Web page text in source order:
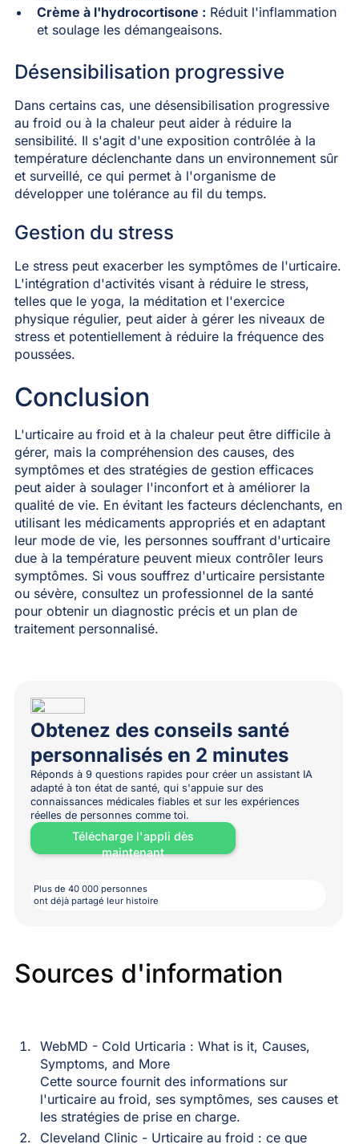
Crème à l'hydrocortisone : Réduit l'inflammation
et soulage les démangeaisons.
Désensibilisation progressive
Dans certains cas, une désensibilisation progressive
au froid ou à la chaleur peut aider à réduire la
sensibilité. Il s'agit d'une exposition contrôlée à la
température déclenchante dans un environnement sûr
et surveillé, ce qui permet à l'organisme de
développer une tolérance au fil du temps.
Gestion du stress
Le stress peut exacerber les symptômes de l'urticaire.
L'intégration d'activités visant à réduire le stress,
telles que le yoga, la méditation et l'exercice
physique régulier, peut aider à gérer les niveaux de
stress et potentiellement à réduire la fréquence des
poussées.
Conclusion
L'urticaire au froid et à la chaleur peut être difficile à
gérer, mais la compréhension des causes, des
symptômes et des stratégies de gestion efficaces
peut aider à soulager l'inconfort et à améliorer la
qualité de vie. En évitant les facteurs déclenchants, en
utilisant les médicaments appropriés et en adaptant
leur mode de vie, les personnes souffrant d'urticaire
due à la température peuvent mieux contrôler leurs
symptômes. Si vous souffrez d'urticaire persistante
ou sévère, consultez un professionnel de la santé
pour obtenir un diagnostic précis et un plan de
traitement personnalisé.
Obtenez des conseils santé
personnalisés en 2 minutes
Réponds à 9 questions rapides pour créer un assistant IA
adapté à ton état de santé, qui s'appuie sur des
connaissances médicales fiables et sur les expériences
réelles de personnes comme toi.
Télécharge l'appli dès
maintenant
Plus de 40 000 personnes
ont déjà partagé leur histoire
Sources d'information
WebMD - Cold Urticaria : What is it, Causes,
Symptoms, and More
Cette source fournit des informations sur
l'urticaire au froid, ses symptômes, ses causes et
les stratégies de prise en charge.
Cleveland Clinic - Urticaire au froid : ce que